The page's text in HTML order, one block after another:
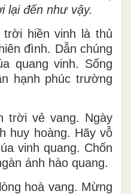
lại đến như vậy.
hiền vinh là thủ
đình. Dẫn chúng
quang vinh. Sống
hạnh phúc trường
trời vẻ vang. Ngày
huy hoàng. Hãy vỗ
vinh quang. Chốn
ánh hào quang.
hoà vang. Mừng